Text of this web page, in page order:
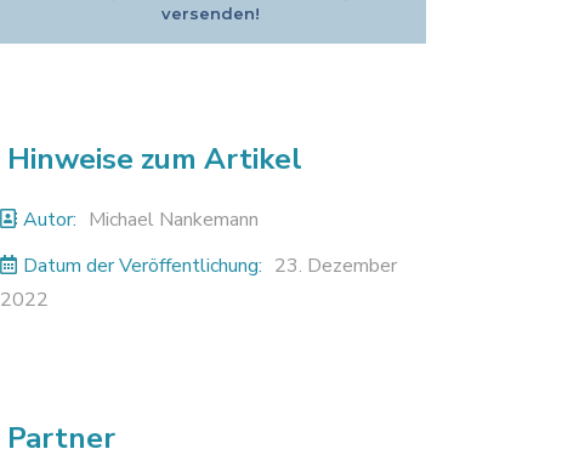
versenden!
Hinweise zum Artikel
Autor: Michael Nankemann
Datum der Veröffentlichung: 23. Dezember
2022
Partner